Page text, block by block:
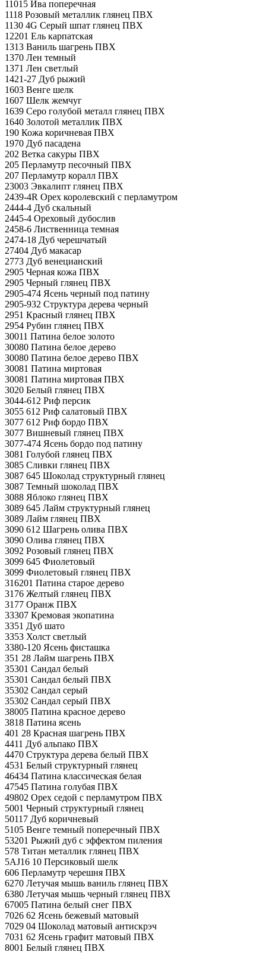
11015 Ива поперечная
1118 Розовый металлик глянец ПВХ
1130 4G Серый шпат глянец ПВХ
12201 Ель карпатская
1313 Ваниль шагрень ПВХ
1370 Лен темный
1371 Лен светлый
1421-27 Дуб рыжий
1603 Венге шелк
1607 Шелк жемчуг
1639 Серо голубой металл глянец ПВХ
1640 Золотой металлик ПВХ
190 Кожа коричневая ПВХ
1970 Дуб пасадена
202 Ветка сакуры ПВХ
205 Перламутр песочный ПВХ
207 Перламутр коралл ПВХ
23003 Эвкалипт глянец ПВХ
2439-4R Орех королевский с перламутром
2444-4 Дуб скальный
2445-4 Ореховый дубослив
2458-6 Лиственница темная
2474-18 Дуб черешчатый
27404 Дуб макасар
2773 Дуб венецианский
2905 Черная кожа ПВХ
2905 Черный глянец ПВХ
2905-474 Ясень черный под патину
2905-932 Структура дерева черный
2951 Красный глянец ПВХ
2954 Рубин глянец ПВХ
30011 Патина белое золото
30080 Патина белое дерево
30080 Патина белое дерево ПВХ
30081 Патина миртовая
30081 Патина миртовая ПВХ
3020 Белый глянец ПВХ
3044-612 Риф персик
3055 612 Риф салатовый ПВХ
3077 612 Риф бордо ПВХ
3077 Вишневый глянец ПВХ
3077-474 Ясень бордо под патину
3081 Голубой глянец ПВХ
3085 Сливки глянец ПВХ
3087 645 Шоколад структурный глянец
3087 Темный шоколад ПВХ
3088 Яблоко глянец ПВХ
3089 645 Лайм структурный глянец
3089 Лайм глянец ПВХ
3090 612 Шагрень олива ПВХ
3090 Олива глянец ПВХ
3092 Розовый глянец ПВХ
3099 645 Фиолетовый
3099 Фиолетовый глянец ПВХ
316201 Патина старое дерево
3176 Желтый глянец ПВХ
3177 Оранж ПВХ
33307 Кремовая экопатина
3351 Дуб шато
3353 Холст светлый
3380-120 Ясень фисташка
351 28 Лайм шагрень ПВХ
35301 Сандал белый
35301 Сандал белый ПВХ
35302 Сандал серый
35302 Сандал серый ПВХ
38005 Патина красное дерево
3818 Патина ясень
401 28 Красная шагрень ПВХ
4411 Дуб альпако ПВХ
4470 Структура дерева белый ПВХ
4531 Белый структурный глянец
46434 Патина классическая белая
47545 Патина голубая ПВХ
49802 Орех седой с перламутром ПВХ
5001 Черный структурный глянец
50117 Дуб коричневый
5105 Венге темный поперечный ПВХ
53201 Рыжий дуб с эффектом пиления
578 Титан металлик глянец ПВХ
5AJ16 10 Персиковый шелк
606 Перламутр черешня ПВХ
6270 Летучая мышь ваниль глянец ПВХ
6380 Летучая мышь черный глянец ПВХ
67005 Патина белый снег ПВХ
7026 62 Ясень бежевый матовый
7029 04 Шоколад матовый антискрэч
7031 62 Ясень графит матовый ПВХ
8001 Белый глянец ПВХ